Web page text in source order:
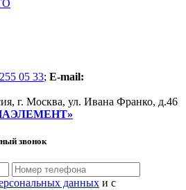
05 33; E-mail:
г. Москва, ул. Ивана Франко, д.46
звонок
данных и с